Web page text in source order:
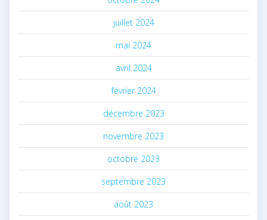
juillet 2024
mai 2024
avril 2024
février 2024
décembre 2023
novembre 2023
octobre 2023
septembre 2023
août 2023